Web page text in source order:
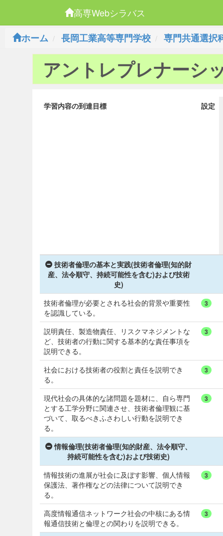
高専Webシラバス
ホーム
長岡工業高等専門学校 専門共通選択
アントレプレナーシ
学習内容の到達目標 設定
技術者倫理の基本と実践(技術者倫理(知的財
産、法令順守、持続可能性を含む)および技術
史)
技術者倫理が必要とされる社会的背景や重要性
を認識している。
3
説明責任、製造物責任、リスクマネジメントな
ど、技術者の行動に関する基本的な責任事項を
説明できる。
3
社会における技術者の役割と責任を説明でき
る。
3
現代社会の具体的な諸問題を題材に、自ら専門
とする工学分野に関連させ、技術者倫理観に基
づいて、取るべきふさわしい行動を説明でき
る。
3
情報倫理(技術者倫理(知的財産、法令順守、
持続可能性を含む)および技術史)
情報技術の進展が社会に及ぼす影響、個人情報
保護法、著作権などの法律について説明でき
る。
3
高度情報通信ネットワーク社会の中核にある情
報通信技術と倫理との関わりを説明できる。
3